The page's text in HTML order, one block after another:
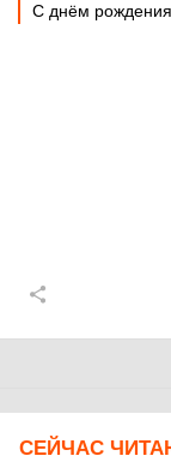
С днём
СЕЙЧАС